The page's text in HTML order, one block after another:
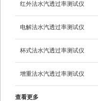
红外法水汽透过率测试仪
电解法水汽透过率测试仪
杯式法水汽透过率测试仪
增重法水汽透过率测试仪
查看更多